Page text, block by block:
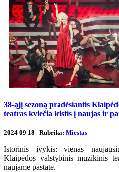
38-ąjį sezoną pradėsiantis
teatras kviečia leistis į naujas ir
2024 09 18 | Rubrika: Miestas
Istorinis įvykis: vienas
Klaipėdos valstybinis muzikinis
naujame pastate.